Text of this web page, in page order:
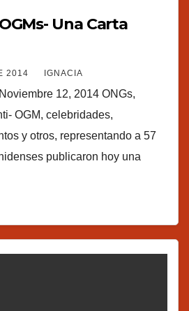
Una Carta
2014 IGNACIA
12, 2014 ONGs,
OGM, celebridades,
y otros, representando a 57
publicaron hoy una